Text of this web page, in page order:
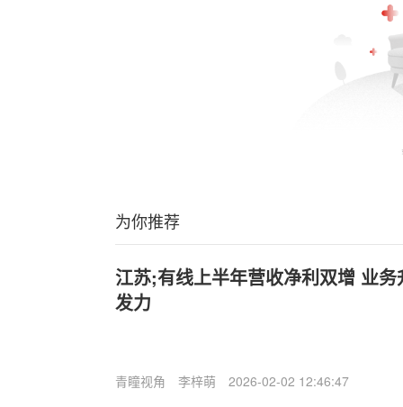
为你推荐
江苏;有线上半年营收净利双增 业
发力
青瞳视角 李梓萌 2026-02-02 12:46:47